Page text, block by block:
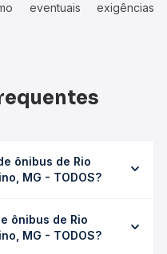
eventuais exigências
ônibus de Rio
MG - TODOS?
2h 15min, podendo
serviço (convencional,
ônibus de Rio
MG - TODOS?